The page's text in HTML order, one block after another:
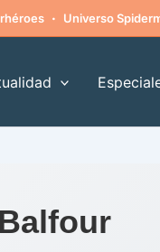
· Universo